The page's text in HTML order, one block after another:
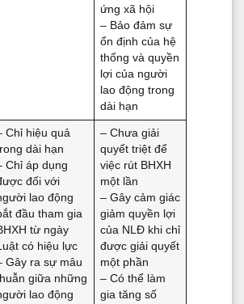
ứng xã hội
– Bảo đảm sự
ổn định của hệ
thống và quyền
lợi của người
lao động trong
dài hạn
Chỉ hiệu quả
dài hạn
Chỉ áp dụng
đối với
lao động
đầu tham gia
từ ngày
có hiệu lực
Gây ra sự mâu
giữa những
lao động
– Chưa giải
quyết triệt để
việc rút BHXH
một lần
– Gây cảm giác
giảm quyền lợi
của NLĐ khi chỉ
được giải quyết
một phần
– Có thể làm
gia tăng số